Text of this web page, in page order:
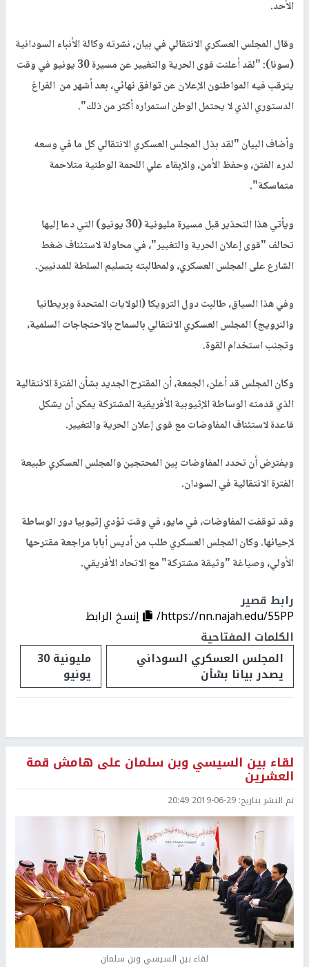
الأحد.
وقال المجلس العسكري الانتقالي في بيان، نشرته وكالة الأنباء السودانية
(سونا): "لقد أعلنت قوى الحرية والتغيير عن مسيرة 30 يونيو في وقت
يترقب فيه المواطنون الإعلان عن توافق نهائي، بعد أشهر من الفراغ
الدستوري الذي لا يحتمل الوطن استمراره أكثر من ذلك".
وأضاف البيان "لقد بذل المجلس العسكري الانتقالي كل ما في وسعه
لدرء الفتن، وحفظ الأمن، والإبقاء علي اللحمة الوطنية متلاحمة
متماسكة".
ويأتي هذا التحذير قبل مسيرة مليونية (30 يونيو) التي دعا إليها
تحالف "قوى إعلان الحرية والتغيير"، في محاولة لاستئناف ضغط
الشارع على المجلس العسكري، ولمطالبته بتسليم السلطة للمدنيين.
وفي هذا السياق، طالبت دول الترويكا (الولايات المتحدة وبريطانيا
والنرويج) المجلس العسكري الانتقالي بالسماح بالاحتجاجات السلمية،
وتجنب استخدام القوة.
وكان المجلس قد أعلن، الجمعة، أن المقترح الجديد بشأن الفترة الانتقالية
الذي قدمته الوساطة الإثيوبية الأفريقية المشتركة يمكن أن يشكل
قاعدة لاستئناف المفاوضات مع قوى إعلان الحرية والتغيير.
ويفترض أن تحدد المفاوضات بين المحتجين والمجلس العسكري طبيعة
الفترة الانتقالية في السودان.
وقد توقفت المفاوضات، في مايو، في وقت تؤدي إثيوبيا دور الوساطة
لإحيائها. وكان المجلس العسكري طلب من أديس أبابا مراجعة مقترحها
الأولي، وصياغة "وثيقة مشتركة" مع الاتحاد الأفريقي.
رابط قصير
https://nn.najah.edu/55PP/
إنسخ الرابط
الكلمات المفتاحية
المجلس العسكري السوداني
يصدر بيانا بشأن
مليونية 30
يونيو
لقاء بين السيسي وبن سلمان على هامش قمة
العشرين
تم النشر بتاريخ: 2019-06-29 20:49
لقاء بين السيسي وبن سلمان